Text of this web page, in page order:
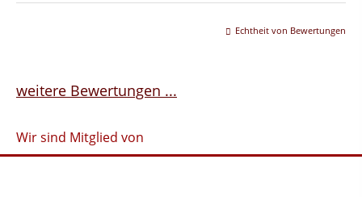
Echtheit von Bewertungen
weitere Bewertungen ...
Wir sind Mitglied von